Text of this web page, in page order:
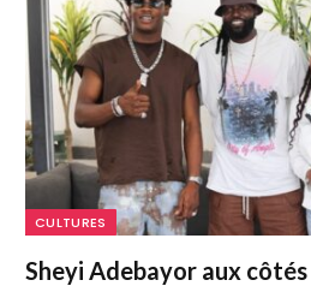
CULTURES
Sheyi Adebayor aux côtés